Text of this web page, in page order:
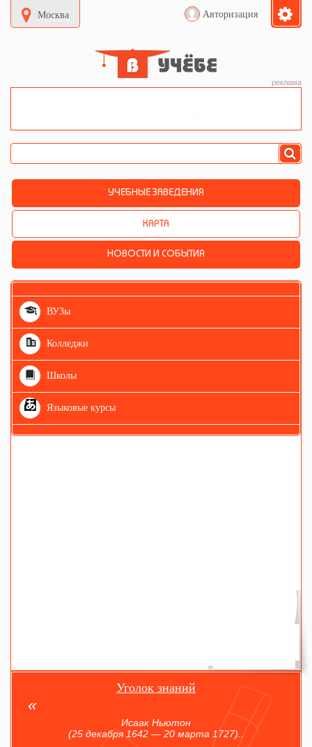
Москва Авторизация
реклама
УЧЕБНЫЕ ЗАВЕДЕНИЯ
КАРТА
НОВОСТИ И СОБЫТИЯ
ВУЗы
Колледжи
Школы
Языковые курсы
Уголок знаний
Исаак Ньютон
(25 декабря 1642 — 20 марта 1727)..